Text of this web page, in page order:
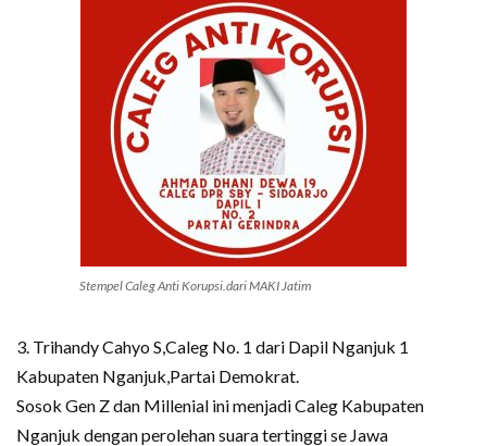
Stempel Caleg Anti Korupsi.dari MAKI Jatim
3. Trihandy Cahyo S,Caleg No. 1 dari Dapil Nganjuk 1
Kabupaten Nganjuk,Partai Demokrat.
Sosok Gen Z dan Millenial ini menjadi Caleg Kabupaten
Nganjuk dengan perolehan suara tertinggi se Jawa